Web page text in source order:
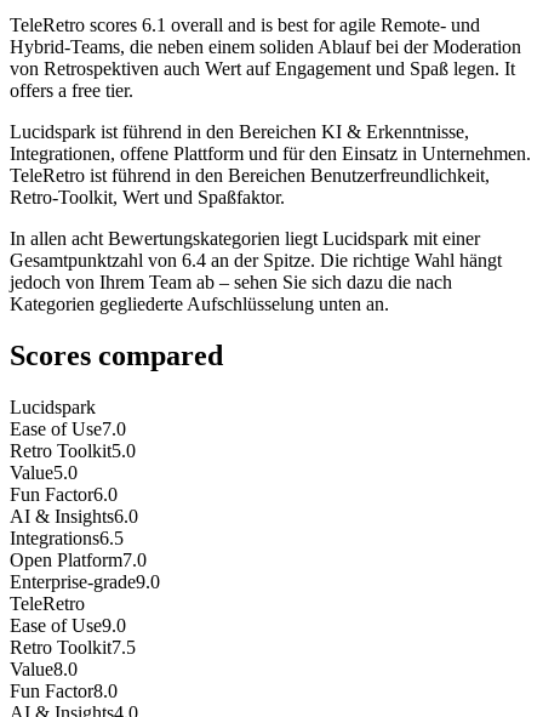
TeleRetro scores 6.1 overall and is best for agile Remote- und
Hybrid-Teams, die neben einem soliden Ablauf bei der Moderation
von Retrospektiven auch Wert auf Engagement und Spaß legen. It
offers a free tier.
Lucidspark ist führend in den Bereichen KI & Erkenntnisse,
Integrationen, offene Plattform und für den Einsatz in Unternehmen.
TeleRetro ist führend in den Bereichen Benutzerfreundlichkeit,
Retro-Toolkit, Wert und Spaßfaktor.
In allen acht Bewertungskategorien liegt Lucidspark mit einer
Gesamtpunktzahl von 6.4 an der Spitze. Die richtige Wahl hängt
jedoch von Ihrem Team ab – sehen Sie sich dazu die nach
Kategorien gegliederte Aufschlüsselung unten an.
Scores compared
Lucidspark
Ease of Use7.0
Retro Toolkit5.0
Value5.0
Fun Factor6.0
AI & Insights6.0
Integrations6.5
Open Platform7.0
Enterprise-grade9.0
TeleRetro
Ease of Use9.0
Retro Toolkit7.5
Value8.0
Fun Factor8.0
AI & Insights4.0